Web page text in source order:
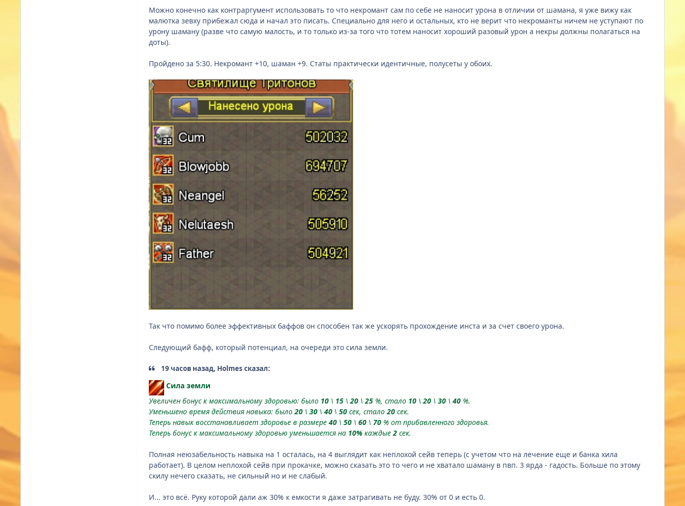
Можно конечно как контраргумент использовать то что некромант сам по себе не наносит урона в отличии от шамана, я уже вижу как
малютка зевху прибежал сюда и начал это писать. Специально для него и остальных, кто не верит что некроманты ничем не уступают по
урону шаману (разве что самую малость, и то только из-за того что тотем наносит хороший разовый урон а некры должны полагаться на
доты).
Пройдено за 5:30. Некромант +10, шаман +9. Статы практически идентичные, полусеты у обоих.
Так что помимо более эффективных баффов он способен так же ускорять прохождение инста и за счет своего урона.
Следующий бафф, который потенциал, на очереди это сила земли.
19 часов назад, Holmes сказал:
Сила земли
Увеличен бонус к максимальному здоровью: было 10 \ 15 \ 20 \ 25 %, стало 10 \20 \ 30 \ 40 %.
Уменьшено время действия навыка: было20 \ 30 \ 40 \ 50 сек, стало20 сек.
Теперь навык восстанавливает здоровье в размере 40 \ 50 \ 60 \ 70 % от прибавленного здоровья.
Теперь бонус к максимальному здоровью уменьшается на 10% каждые2 сек.
Полная неюзабельность навыка на 1 осталась, на 4 выглядит как неплохой сейв теперь (с учетом что на лечение еще и банка хила
работает). В целом неплохой сейв при прокачке, можно сказать это то чего и не хватало шаману в пвп. 3 ярда - гадость. Больше по этому
скилу нечего сказать, не сильный но и не слабый.
И... это всё. Руку которой дали аж 30% к емкости я даже затрагивать не буду. 30% от 0 и есть 0.